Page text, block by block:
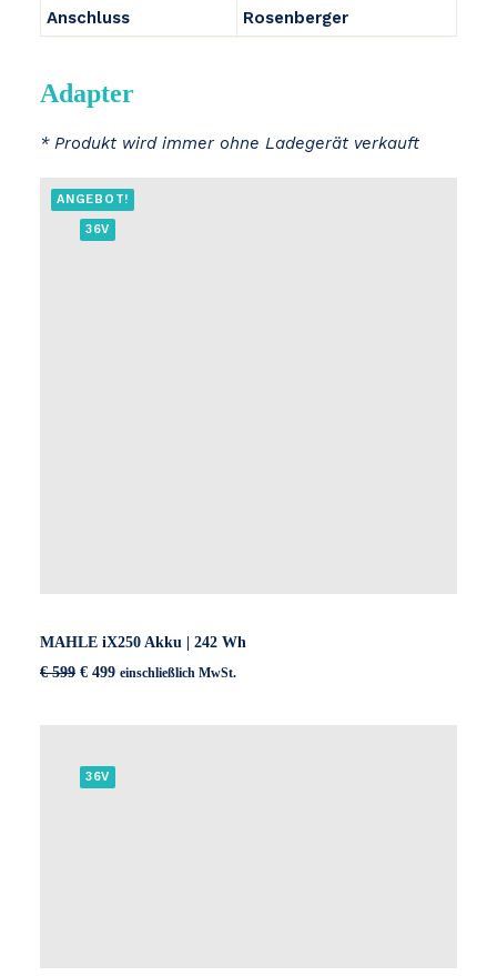
Anschluss
Rosenberger
Adapter
* Produkt wird immer ohne Ladegerät verkauft
36V
ANGEBOT!
MAHLE iX250 Akku | 242 Wh
€599 Ursprünglicher
€ 499Aktueller
einschließlich MwSt.
36V